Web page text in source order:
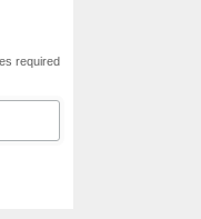
required